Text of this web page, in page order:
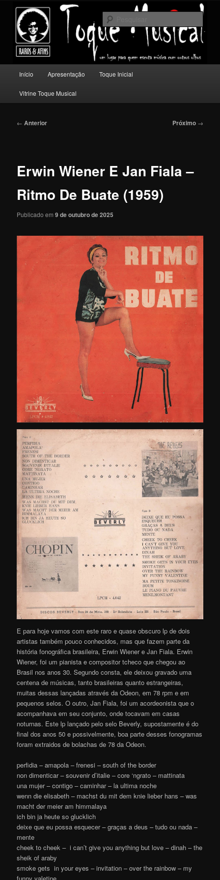
conteúdo
principalToque Musical
Um lugar para quem escuta música com outros olhos.
principal
Início Apresentação Toque Inicial
Vitrine Toque Musical
Navegação
← Anterior Próximo →
Erwin Wiener E Jan Fiala –
Ritmo De Buate (1959)
Publicado em9 de outubro de 2025
E para hoje vamos com este raro e quase obscuro lp de dois
artistas também pouco conhecidos, mas que fazem parte da
história fonográfica brasileira, Erwin Wiener e Jan Fiala. Erwin
Wiener, foi um pianista e compositor tcheco que chegou ao
Brasil nos anos 30. Segundo consta, ele deixou gravado uma
centena de músicas, tanto brasileiras quanto estrangeiras,
muitas dessas lançadas através da Odeon, em 78 rpm e em
pequenos selos. O outro, Jan Fiala, foi um acordeonista que o
acompanhava em seu conjunto, onde tocavam em casas
noturnas. Este lp lançado pelo selo Beverly, supostamente é do
final dos anos 50 e possivelmente, boa parte desses fonogramas
foram extraidos de bolachas de 78 da Odeon.
perfidia – amapola – frenesi – south of the border
non dimenticar – souvenir d’italie – core ‘ngrato – mattinata
una mujer – contigo – caminhar – la ultima noche
wenn die elisabeth – machst du mit dem knie lieber hans – was
macht der meier am himmalaya
ich bin ja heute so glucklich
deixe que eu possa esquecer – graças a deus – tudo ou nada –
mente
cheek to cheek – i can’t give you anything but love – dinah – the
sheik of araby
smoke gets in your eyes – invitation – over the rainbow – my